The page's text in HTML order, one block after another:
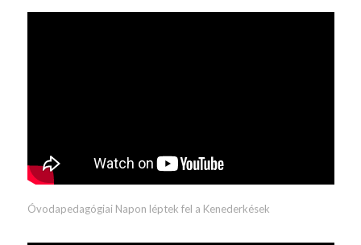
Óvodapedagógiai Napon léptek fel a Kenederkések